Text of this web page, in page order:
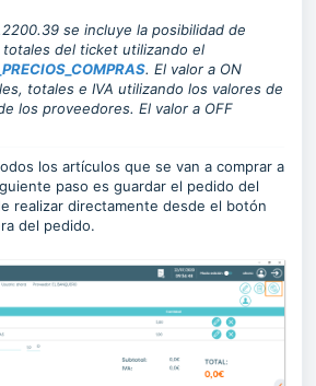
se incluye la posibilidad de
del ticket utilizando el
. El valor a ON
totales e IVA utilizando los valores de
los proveedores. El valor a OFF
los artículos que se van a comprar a
paso es guardar el pedido del
realizar directamente desde el botón
del pedido.